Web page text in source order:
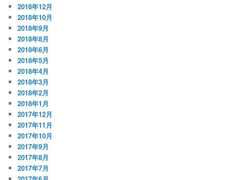
2018年12月
2018年10月
2018年9月
2018年8月
2018年6月
2018年5月
2018年4月
2018年3月
2018年2月
2018年1月
2017年12月
2017年11月
2017年10月
2017年9月
2017年8月
2017年7月